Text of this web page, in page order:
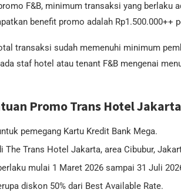
F&B, minimum transaksi yang berlaku
benefit promo adalah Rp1.500.000++
transaksi sudah memenuhi minimum
staf hotel atau tenant F&B mengenai
Promo Trans Hotel Jakarta
pemegang Kartu Kredit Bank Mega.
The Trans Hotel Jakarta, area Cibubur,
mulai 1 Maret 2026 sampai 31 Juli
diskon 50% dari Best Available Rate.